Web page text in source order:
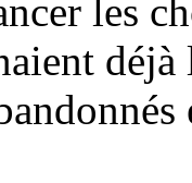
les
déjà